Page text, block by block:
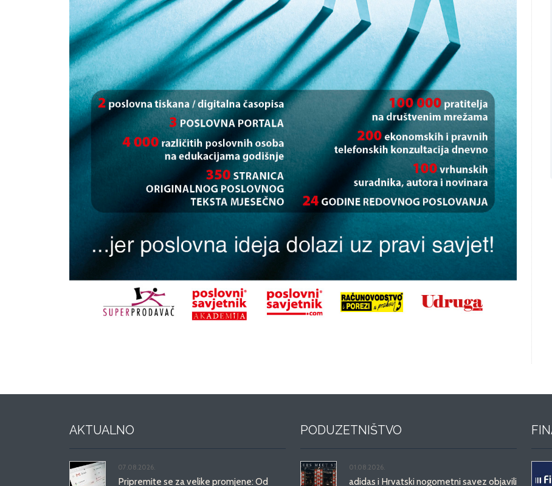
AKTUALNO
07.08.2026.
Pripremite se za velike promjene: Od
PODUZETNIŠTVO
01.08.2026.
adidas i Hrvatski nogometni savez objavili